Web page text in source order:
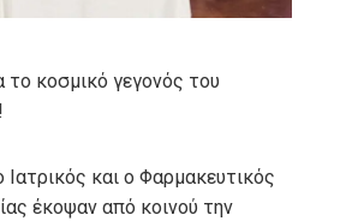
το κοσμικό γεγονός του
και ο Φαρμακευτικός
έκοψαν από κοινού την